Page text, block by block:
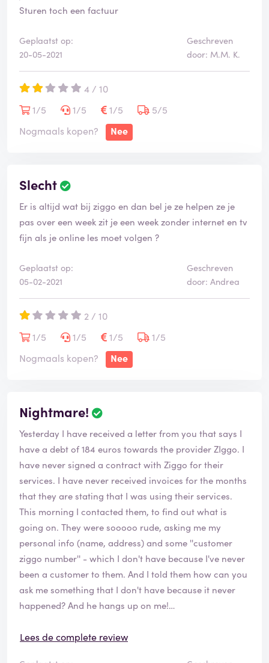
Sturen toch een factuur
Geplaatst op:
20-05-2021
Geschreven
door: M.M. K.
4 / 10
1/5
1/5 1/5
5/5
Nogmaals kopen?
Nee
Slecht
Er is altijd wat bij ziggo en dan bel je ze helpen ze je
pas over een week zit je een week zonder internet en tv
fijn als je online les moet volgen ?
Geplaatst op:
05-02-2021
Geschreven
door: Andrea
2 / 10
1/5
1/5 1/5
1/5
Nogmaals kopen?
Nee
Nightmare!
Yesterday I have received a letter from you that says I
have a debt of 184 euros towards the provider ZIggo. I
have never signed a contract with Ziggo for their
services. I have never received invoices for the months
that they are stating that I was using their services.
This morning I contacted them, to find out what is
going on. They were sooooo rude, asking me my
personal info (name, address) and some ''customer
ziggo number'' - which I don't have because I've never
been a customer to them. And I told them how can you
ask me something that I don't have because it never
happened? And he hangs up on me!
For the three years that I am living in the NL, I was
Lees de complete review